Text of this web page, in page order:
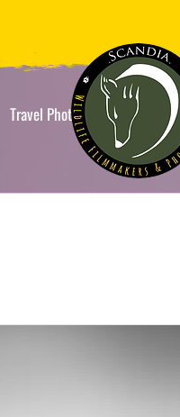
Travel Photos Travel Photos